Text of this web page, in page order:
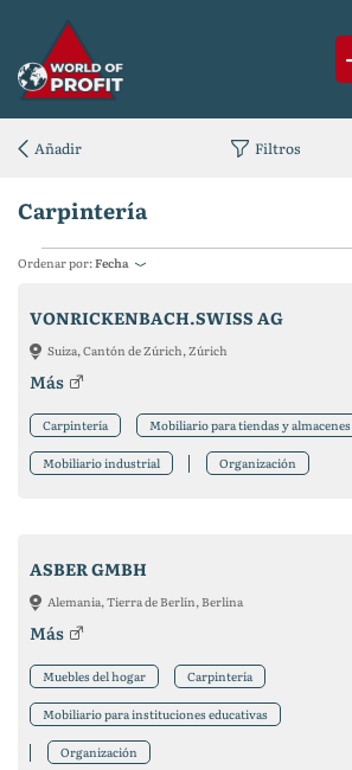
Carpintería
Ordenar por:Fecha
VONRICKENBACH.SWISS AG
Suiza, Cantón de Zúrich, Zúrich
Más
Carpintería Mobiliario para tiendas y almacenes
Mobiliario industrial Organización
ASBER GMBH
Alemania, Tierra de Berlín, Berlina
Más
Muebles del hogar Carpintería
Mobiliario para instituciones educativas
Organización
Añadir Filtros